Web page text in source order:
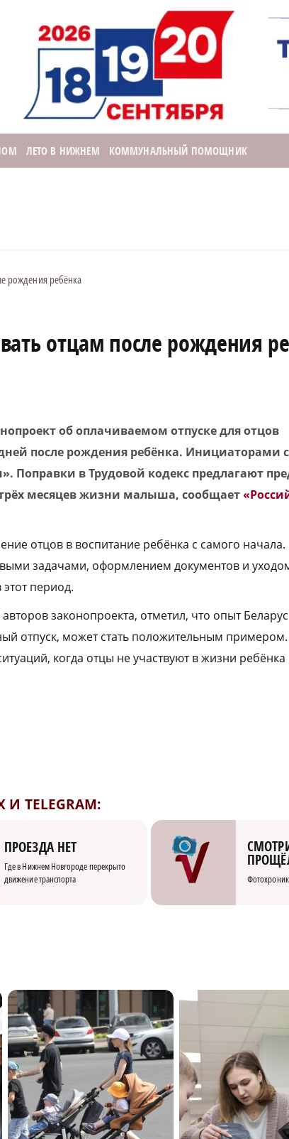
ЛЕТО В НИЖНЕМ КОММУНАЛЬНЫЙ ПОМОЩНИК
рождения ребёнка
отцам после рождения
об оплачиваемом отпуске для отцов
после рождения ребёнка. Инициаторами
Поправки в Трудовой кодекс предлагают
месяцев жизни малыша, сообщает
отцов в воспитание ребёнка с самого начала.
задачами, оформлением документов и
период.
законопроекта, отметил, что опыт
отпуск, может стать положительным
когда отцы не участвуют в жизни ребёнка
TELEGRAM:
ПРОЕЗДА НЕТ
Где в Нижнем Новгороде перекрыто
движение транспорта